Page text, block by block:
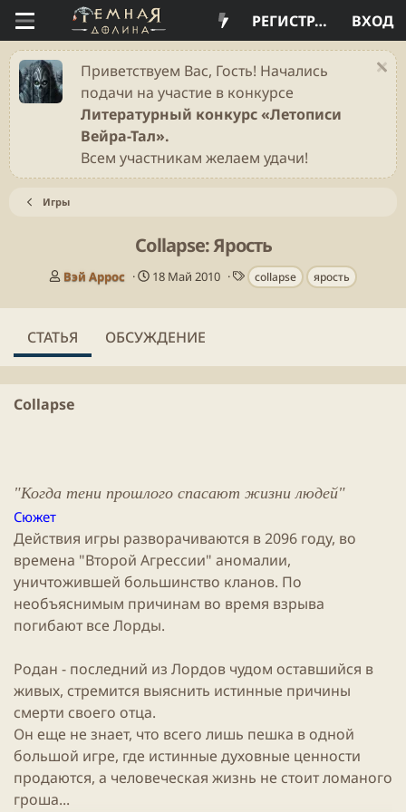
ВХОД
РЕГИСТРАЦИЯ
Приветствуем Вас, Гость! Начались
подачи на участие в конкурсе
Литературный конкурс «Летописи
Вейра-Тал».
Всем участникам желаем удачи!
Игры
Сollapse: Ярость
А
т
р
Вэй Аррос
Д
т
п
и
18 Май 2010
Т
е
г
сollapse ярость
СТАТЬЯ ОБСУЖДЕНИЕ
Сollapse
"Когда тени прошлого спасают жизни людей"
Cюжет
Действия игры разворачиваются в 2096 году, во
времена "Второй Агрессии" аномалии,
уничтожившей большинство кланов. По
необъяснимым причинам во время взрыва
погибают все Лорды.
Родан - последний из Лордов чудом оставшийся в
живых, стремится выяснить истинные причины
смерти своего отца.
Он еще не знает, что всего лишь пешка в одной
большой игре, где истинные духовные ценности
продаются, а человеческая жизнь не стоит ломаного
гроша...